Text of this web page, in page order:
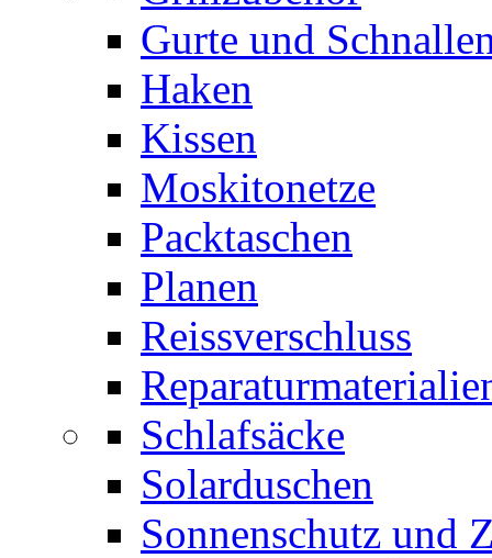
Gurte und
Haken
Kissen
Moskitonetze
Packtaschen
Planen
Reissverschluss
Schlafsäcke
Solarduschen
Sonnenschutz und